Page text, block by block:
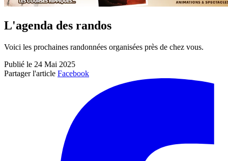
L'agenda des randos
Voici les prochaines randonnées organisées près de chez vous.
Publié le 24 Mai 2025
Partager l'article Facebook